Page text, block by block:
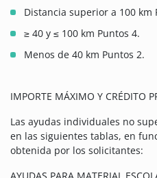
Distancia superior a 100 km
≥ 40 y ≤ 100 km Puntos 4.
Menos de 40 km Puntos 2.
IMPORTE MÁXIMO Y CRÉDITO
Las ayudas individuales no
en las siguientes tablas, en
obtenida por los solicitantes: